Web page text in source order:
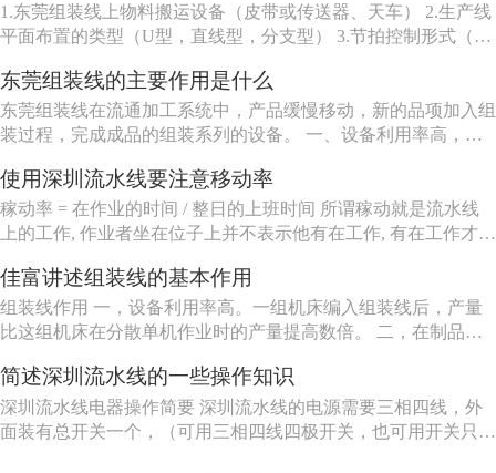
1.东莞组装线上物料搬运设备（皮带或传送器、天车） 2.生产线
平面布置的类型（U型，直线型，分支型） 3.节拍控制形式（机
装线工作站特性（工人可以坐、站、跟着装配线走或随装配线一
起移动等） 6.东莞组装线的长度（几个或许多工人） ...
东莞组装线的主要作用是什么
东莞组装线在流通加工系统中，产品缓慢移动，新的品项加入组
装过程，完成成品的组装系列的设备。 一、设备利用率高，一
提高数倍。 二、在制品减少80%左右。 三、生产能力相对稳
定，自动加工系统由一自或多台机床组成，发生故障时，有降级
运转的能...
使用深圳流水线要注意移动率
稼动率 = 在作业的时间 / 整日的上班时间 所谓稼动就是流水线
上的工作, 作业者坐在位子上并不表示他有在工作, 有在工作才能
能全天对每个作业者进行测量, 所以有种工作抽查的手法来仿真
测量, 其实说穿了就是不时去看作业者在做什么。
佳富讲述组装线的基本作用
组装线作用 一，设备利用率高。一组机床编入组装线后，产量
比这组机床在分散单机作业时的产量提高数倍。 二，在制品减
多台机床组成，发生故障时，有降级运转的能力，物料传送系统
也有自行绕过故障机床的能力。 四，产品质量高。零件在加工
过程中，装卸...
简述深圳流水线的一些操作知识
深圳流水线电器操作简要 深圳流水线的电源需要三相四线，外
面装有总开关一个，（可用三相四线四极开关，也可用开关只控